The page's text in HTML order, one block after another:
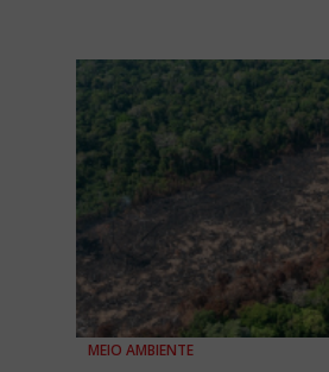
MEIO AMBIENTE